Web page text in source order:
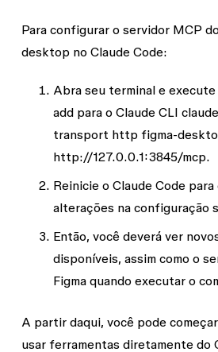
Para configurar o servidor MCP
desktop no Claude Code:
Abra seu terminal e execute
add para o Claude CLI
transport http figma-
http://127.0.0.1:3845/mcp.
Reinicie o Claude Code
alterações na configuração
Então, você deverá ver
disponíveis, assim como o
Figma quando executar o
A partir daqui, você pode
usar ferramentas diretamente do